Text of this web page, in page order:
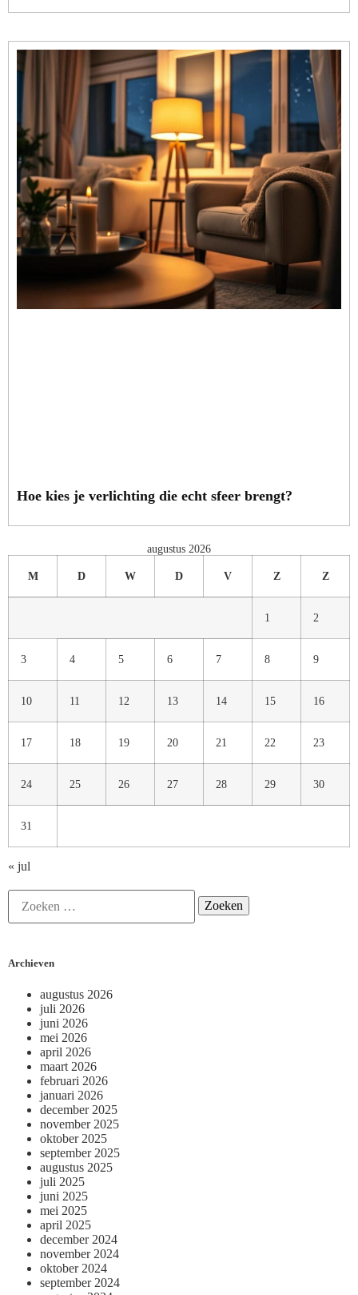
Hoe kies je verlichting die echt sfeer brengt?
augustus 2026
M D W D V Z Z
1 2
3 4 5 6 7 8 9
10 11 12 13 14 15 16
17 18 19 20 21 22 23
24 25 26 27 28 29 30
31
« jul
Archieven
augustus 2026
juli 2026
juni 2026
mei 2026
april 2026
maart 2026
februari 2026
januari 2026
december 2025
november 2025
oktober 2025
september 2025
augustus 2025
juli 2025
juni 2025
mei 2025
april 2025
december 2024
november 2024
oktober 2024
september 2024